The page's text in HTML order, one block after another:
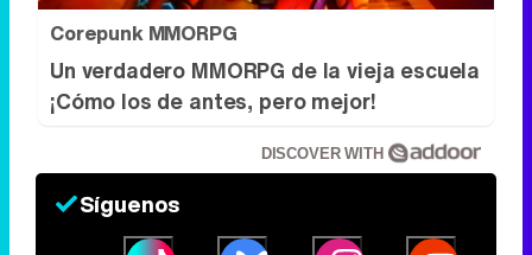
Corepunk MMORPG
Un verdadero MMORPG de la vieja escuela
¡Cómo los de antes, pero mejor!
DISCOVER WITH
Síguenos